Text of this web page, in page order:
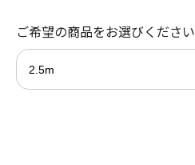
ご希望の商品をお選びください